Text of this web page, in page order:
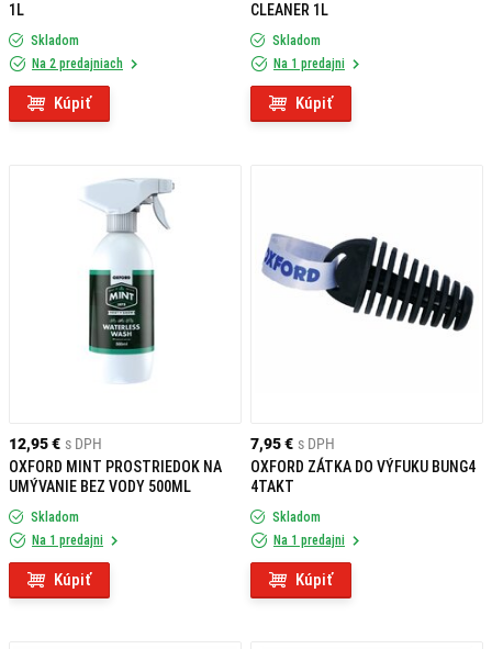
1L
Skladom
Na 2 predajniach
Kúpiť
CLEANER 1L
Skladom
Na 1 predajni
Kúpiť
12,95 € s DPH
OXFORD MINT PROSTRIEDOK NA
UMÝVANIE BEZ VODY 500ML
Skladom
Na 1 predajni
Kúpiť
7,95 € s DPH
OXFORD ZÁTKA DO VÝFUKU BUNG4
4TAKT
Skladom
Na 1 predajni
Kúpiť